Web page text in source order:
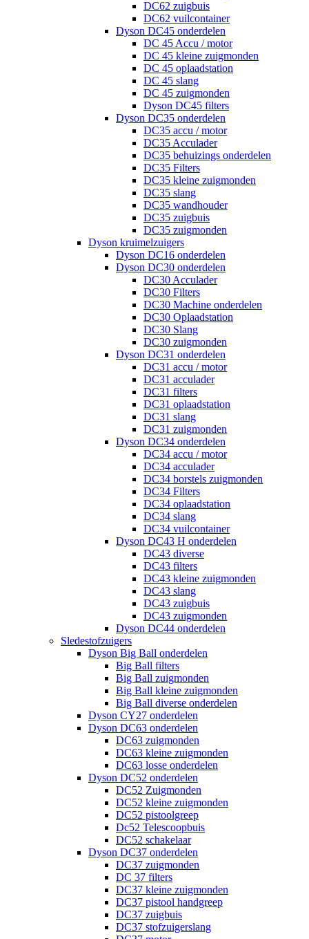
DC62 zuigbuis
DC62 vuilcontainer
Dyson DC45 onderdelen
DC 45 Accu / motor
DC 45 kleine zuigmonden
DC 45 oplaadstation
DC 45 slang
DC 45 zuigmonden
Dyson DC45 filters
Dyson DC35 onderdelen
DC35 accu / motor
DC35 Acculader
DC35 behuizings onderdelen
DC35 Filters
DC35 kleine zuigmonden
DC35 slang
DC35 wandhouder
DC35 zuigbuis
DC35 zuigmonden
Dyson kruimelzuigers
Dyson DC16 onderdelen
Dyson DC30 onderdelen
DC30 Acculader
DC30 Filters
DC30 Machine onderdelen
DC30 Oplaadstation
DC30 Slang
DC30 zuigmonden
Dyson DC31 onderdelen
DC31 accu / motor
DC31 acculader
DC31 filters
DC31 oplaadstation
DC31 slang
DC31 zuigmonden
Dyson DC34 onderdelen
DC34 accu / motor
DC34 acculader
DC34 borstels zuigmonden
DC34 Filters
DC34 oplaadstation
DC34 slang
DC34 vuilcontainer
Dyson DC43 H onderdelen
DC43 diverse
DC43 filters
DC43 kleine zuigmonden
DC43 slang
DC43 zuigbuis
DC43 zuigmonden
Dyson DC44 onderdelen
Sledestofzuigers
Dyson Big Ball onderdelen
Big Ball filters
Big Ball zuigmonden
Big Ball kleine zuigmonden
Big Ball diverse onderdelen
Dyson CY27 onderdelen
Dyson DC63 onderdelen
DC63 zuigmonden
DC63 kleine zuigmonden
DC63 losse onderdelen
Dyson DC52 onderdelen
DC52 Zuigmonden
DC52 kleine zuigmonden
DC52 pistoolgreep
Dc52 Telescoopbuis
DC52 schakelaar
Dyson DC37 onderdelen
DC37 zuigmonden
DC 37 filters
DC37 kleine zuigmonden
DC37 pistool handgreep
DC37 zuigbuis
DC37 stofzuigerslang